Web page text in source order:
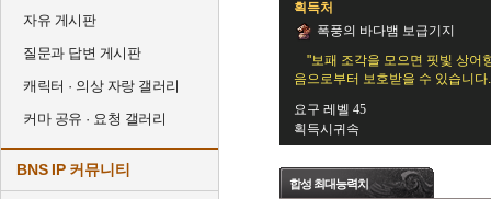
자유 게시판
질문과 답변 게시판
캐릭터 · 의상 자랑 갤러리
커마 공유 · 요청 갤러리
BNS IP 커뮤니티
획득처
폭풍의 바다뱀 보급기지
"보패 조각을 모으면 핏빛 상어
음으로부터 보호받을 수 있습니다
요구 레벨 45
획득시귀속
합성 최대능력치